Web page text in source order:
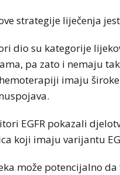
strategije liječenja
dio su kategorije
pa zato i nemaju
imaju
EGFR pokazali
koji imaju varijantu
može potencijalno